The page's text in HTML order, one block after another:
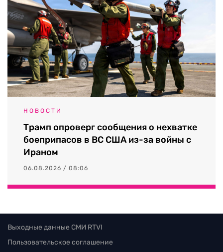
НОВОСТИ
Трамп опроверг сообщения о нехватке
боеприпасов в ВС США из-за войны с
Ираном
06.08.2026 / 08:06
Выходные данные СМИ RTVI
Пользовательское соглашение